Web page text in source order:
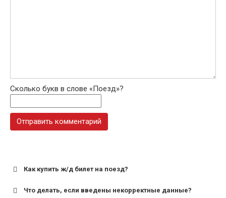
Сколько букв в слове «Поезд»?
Как купить ж/д билет на поезд?
Что делать, если введены некорректные данные?